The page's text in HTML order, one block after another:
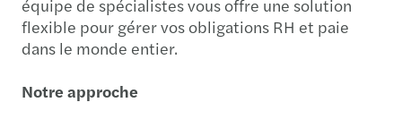
équipe de spécialistes vous offre une solution
flexible pour gérer vos obligations RH et paie
dans le monde entier.
Notre approche